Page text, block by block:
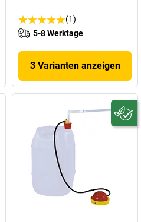
(1)
5-8 Werktage
3 Varianten anzeigen